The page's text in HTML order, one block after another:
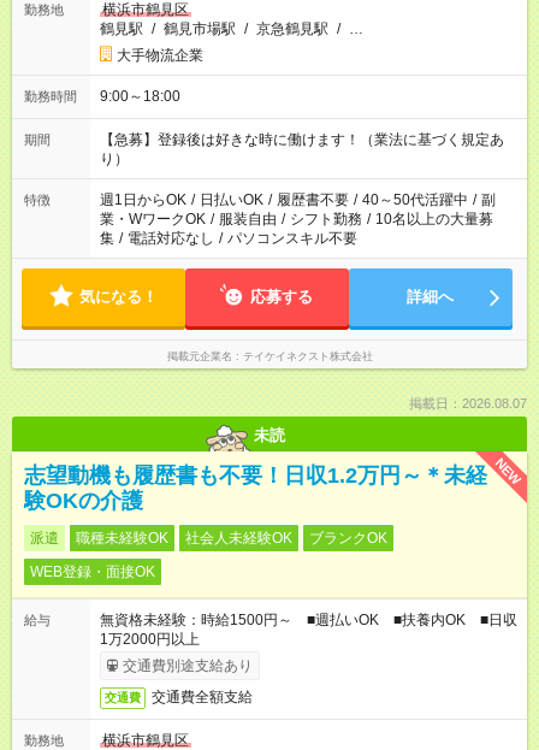
勤務地
横浜市鶴見区
鶴見駅 / 鶴見市場駅 / 京急鶴見駅 / …
大手物流企業
勤務時間 9:00～18:00
期間
【急募】登録後は好きな時に働けます！（業法に基づく規定あ
り）
特徴 週1日からOK / 日払いOK / 履歴書不要 / 40～50代活躍中 / 副
業・WワークOK / 服装自由 / シフト勤務 / 10名以上の大量募
集 / 電話対応なし / パソコンスキル不要
気になる！ 応募する 詳細へ
掲載元企業名 テイケイネクスト株式会社
掲載日：2026.08.07
未読
NEW
志望動機も履歴書も不要！日収1.2万円～＊未経
験OKの介護
派遣 職種未経験OK 社会人未経験OK
ブランクOK
WEB登録・面接OK
給与
無資格未経験：時給1500円～ ■週払いOK ■扶養内OK ■日収
1万2000円以上
交通費別途支給あり
交通費 交通費全額支給
勤務地
横浜市鶴見区